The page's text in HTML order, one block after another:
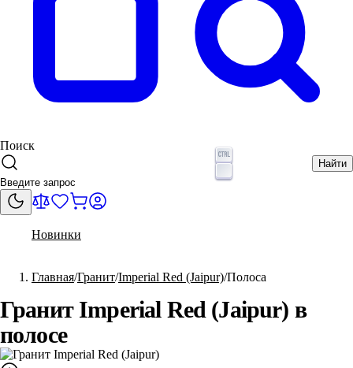
Поиск
Найти
Новинки
Главная Гранит Imperial Red (Jaipur) Полоса
Гранит Imperial Red (Jaipur) в
полосе